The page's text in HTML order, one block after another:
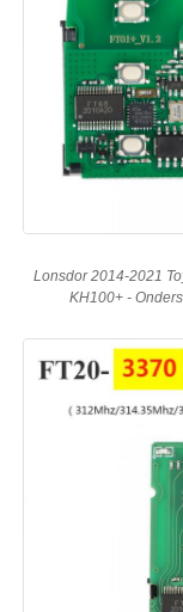
Lonsdor 2014-2021
KH100+ -